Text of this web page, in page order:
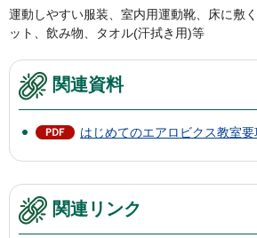
運動しやすい服装、室内用運動靴、床に敷
ット、飲み物、タオル(汗拭き用)等
関連資料
はじめてのエアロビクス教室要
関連リンク